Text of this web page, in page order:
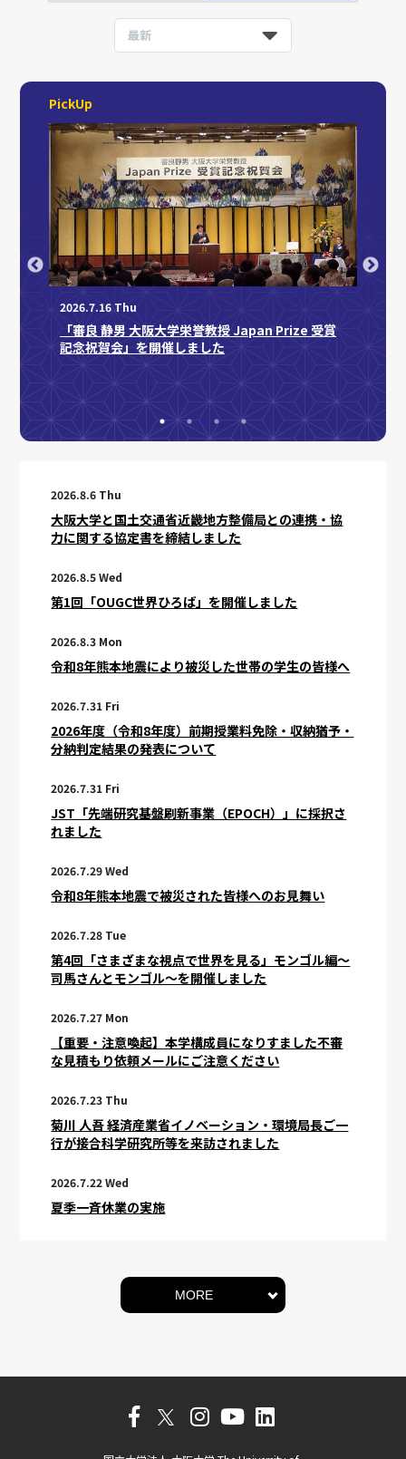
最新
PickUp
2026.7.16 Thu
「審良 静男 大阪大学栄誉教授 Japan Prize 受賞
記念祝賀会」を開催しました
育成
2026.8.6 Thu
大阪大学と国土交通省近畿地方整備局との連携・協
力に関する協定書を締結しました
2026.8.5 Wed
第1回「OUGC世界ひろば」を開催しました
2026.8.3 Mon
令和8年熊本地震により被災した世帯の学生の皆様へ
2026.7.31 Fri
2026年度（令和8年度）前期授業料免除・収納猶予・
分納判定結果の発表について
2026.7.31 Fri
JST「先端研究基盤刷新事業（EPOCH）」に採択さ
れました
2026.7.29 Wed
令和8年熊本地震で被災された皆様へのお見舞い
2026.7.28 Tue
第4回「さまざまな視点で世界を見る」モンゴル編～
司馬さんとモンゴル～を開催しました
2026.7.27 Mon
【重要・注意喚起】本学構成員になりすました不審
な見積もり依頼メールにご注意ください
2026.7.23 Thu
菊川 人吾 経済産業省イノベーション・環境局長ご一
行が接合科学研究所等を来訪されました
2026.7.22 Wed
夏季一斉休業の実施
MORE